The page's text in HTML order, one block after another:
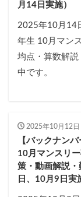
月14日実施）
2025年10月14
年生 10月マン
均点・算数解説
中です。
2025年10月12日
【バックナン
10月マンスリ
策・動画解説
日、10月9日実
各No(ナンバ
四谷大塚志望
前期(3月〜7
冬期(12月〜1